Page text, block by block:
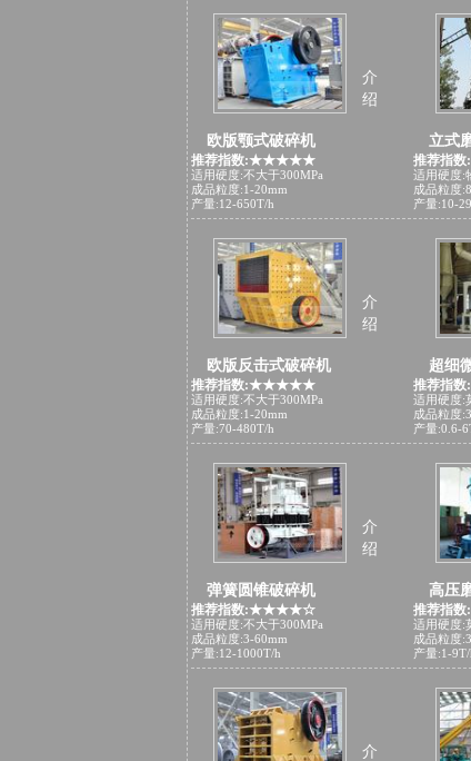
欧版颚式破碎机
推荐指数:★★★★★
适用硬度:不大于300MPa
成品粒度:1-20mm
产量:12-650T/h
介
绍
立式
推荐指
适用硬度:
成品粒度
产量:10-
欧版反击式破碎机
推荐指数:★★★★★
适用硬度:不大于300MPa
成品粒度:1-20mm
产量:70-480T/h
介
绍
超细
推荐指
适用硬度:
成品粒度
产量:0.6-
弹簧圆锥破碎机
推荐指数:★★★★☆
适用硬度:不大于300MPa
成品粒度:3-60mm
产量:12-1000T/h
介
绍
高压
推荐指
适用硬度:
成品粒度
产量:1-9T/
介